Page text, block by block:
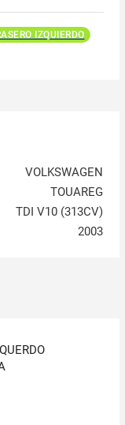
IZQUIERDO
VOLKSWAGEN
TOUAREG
TDI V10 (313CV)
2003